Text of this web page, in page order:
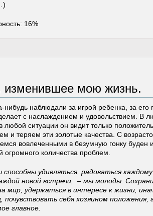
16%
изменившее мою жизнь.
нибудь наблюдали за игрой ребенка, за его
с наслаждением и удовольствием. В
любой ситуации он видит только
и теряем эти золотые качества. С
вовлеченными в безумную гонку буден
огромного количества проблем.
способны удивляться, радоваться
новой встречи, – мы молоды.
мир, удержаться в интересе к жизни,
почувствовать себя хозяином
главное.